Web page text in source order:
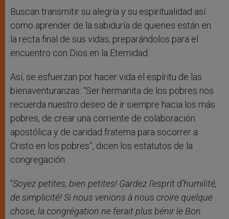
Buscan transmitir su alegría y su espiritualidad así
como aprender de la sabiduría de quienes están en
la recta final de sus vidas, preparándolos para el
encuentro con Dios en la Eternidad.
Así, se esfuerzan por hacer vida el espíritu de las
bienaventuranzas: “Ser hermanita de los pobres nos
recuerda nuestro deseo de ir siempre hacia los más
pobres, de crear una corriente de colaboración
apostólica y de caridad fraterna para socorrer a
Cristo en los pobres”, dicen los estatutos de la
congregación.
“Soyez petites, bien petites! Gardez l’esprit d’humilité,
de simplicité! Si nous venions à nous croire quelque
chose, la congrégation ne ferait plus bénir le Bon